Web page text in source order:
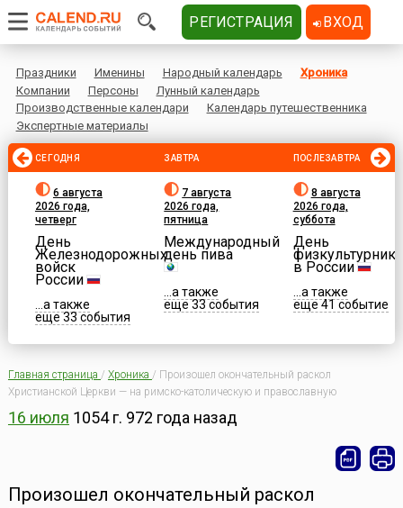
Праздники Именины Народный календарь
Хроника
Компании
Персоны
Лунный календарь
Производственные календари
Календарь путешественника
Экспертные материалы
СЕГОДНЯ
6 августа
2026 года,
четверг
День
Железнодорожных
войск
России
...а также
еще 33 события
ЗАВТРА
7 августа
2026 года,
пятница
Международный
день пива
...а также
еще 33 события
ПОСЛЕЗАВТРА
8 августа
2026 года,
суббота
День
физкультурника
в России
...а также
еще 41 событие
Главная страница / Хроника / Произошел окончательный раскол
Христианской Церкви — на римско-католическую и православную
16 июля 1054 г. 972 года назад
Произошел окончательный раскол
РЕГИСТРАЦИЯ ВХОД